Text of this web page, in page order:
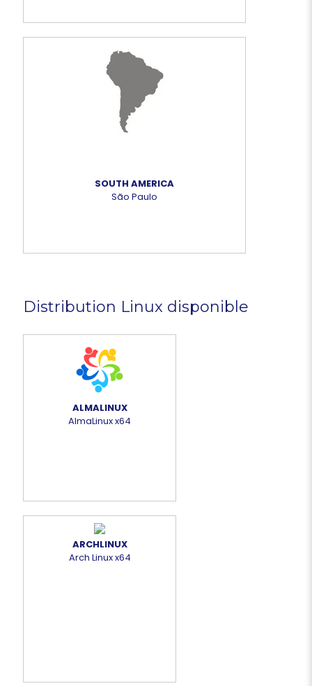
SOUTH AMERICA
São Paulo
Distribution Linux disponible
ALMALINUX
AlmaLinux x64
ARCHLINUX
Arch Linux x64